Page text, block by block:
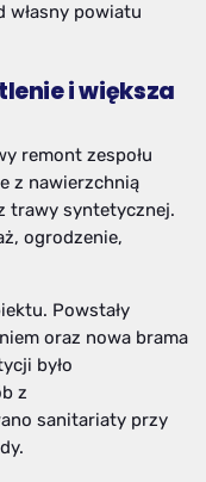
własny powiatu
i większa
remont zespołu
z nawierzchnią
trawy syntetycznej.
ogrodzenie,
Powstały
oraz nowa brama
było
z
sanitariaty przy